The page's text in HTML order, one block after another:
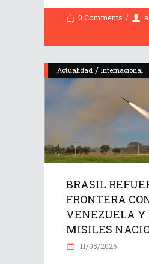
0 Comments
Actualidad / Internacional
BRASIL
FRONTERA
VENEZUELA Y
MISILES
11/05/2026